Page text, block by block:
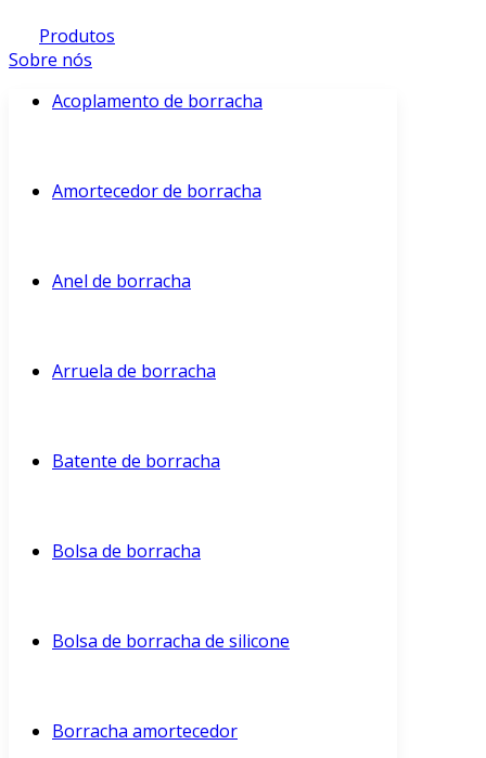
Produtos
Sobre nós
Acoplamento de borracha
Amortecedor de borracha
Anel de borracha
Arruela de borracha
Batente de borracha
Bolsa de borracha
Bolsa de borracha de silicone
Borracha amortecedor